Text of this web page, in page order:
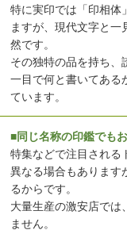
特に実印では「印相体
ますが、現代文字と一
然です。
その独特の品を持ち、
一目で何と書いてある
ています。
■同じ名称の印鑑でも
特集などで注目される
異なる場合もあります
るからです。
大量生産の激安店では
ません。